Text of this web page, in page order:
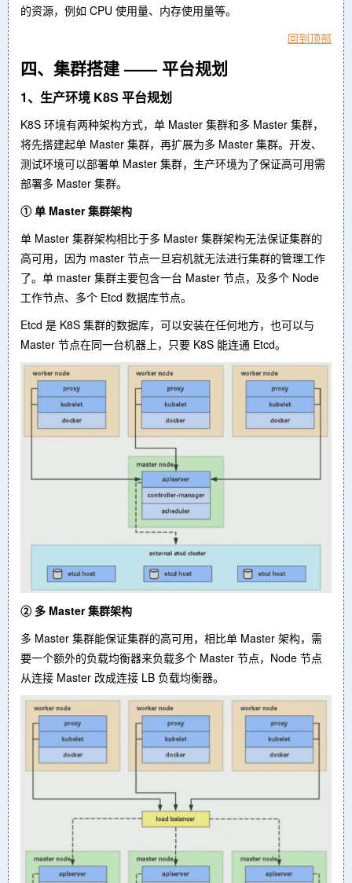
的资源，例如 CPU 使用量、内存使用量等。
回到顶部
四、集群搭建 —— 平台规划
1、生产环境 K8S 平台规划
K8S 环境有两种架构方式，单 Master 集群和多 Master 集群，
将先搭建起单 Master 集群，再扩展为多 Master 集群。开发、
测试环境可以部署单 Master 集群，生产环境为了保证高可用需
部署多 Master 集群。
① 单 Master 集群架构
单 Master 集群架构相比于多 Master 集群架构无法保证集群的
高可用，因为 master 节点一旦宕机就无法进行集群的管理工作
了。单 master 集群主要包含一台 Master 节点，及多个 Node
工作节点、多个 Etcd 数据库节点。
Etcd 是 K8S 集群的数据库，可以安装在任何地方，也可以与
Master 节点在同一台机器上，只要 K8S 能连通 Etcd。
② 多 Master 集群架构
多 Master 集群能保证集群的高可用，相比单 Master 架构，需
要一个额外的负载均衡器来负载多个 Master 节点，Node 节点
从连接 Master 改成连接 LB 负载均衡器。